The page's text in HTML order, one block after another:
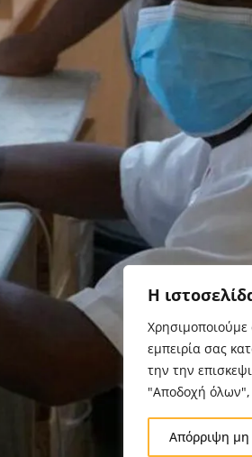
Η
εμπειρία σας
την την
"Αποδοχή όλων",
Απόρριψη